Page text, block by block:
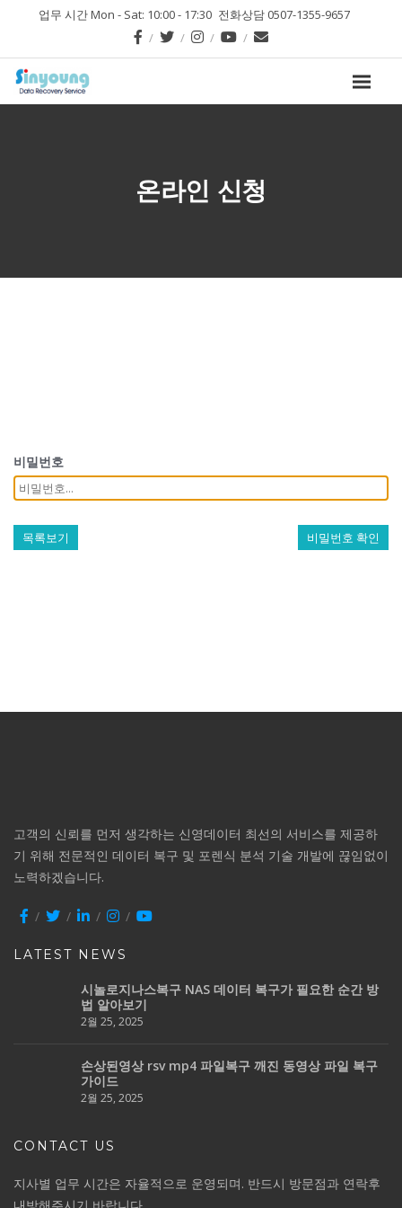
업무 시간 Mon - Sat: 10:00 - 17:30 전화상담 0507-1355-9657
온라인 신청
비밀번호
목록보기 비밀번호 확인
고객의 신뢰를 먼저 생각하는 신영데이터 최선의 서비스를 제공하
기 위해 전문적인 데이터 복구 및 포렌식 분석 기술 개발에 끊임없이
노력하겠습니다.
LATEST NEWS
시놀로지나스복구 NAS 데이터 복구가 필요한 순간 방
법 알아보기
2월 25, 2025
손상된영상 rsv mp4 파일복구 깨진 동영상 파일 복구
가이드
2월 25, 2025
CONTACT US
지사별 업무 시간은 자율적으로 운영되며. 반드시 방문점과 연락후